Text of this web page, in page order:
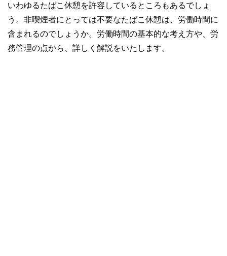
いわゆるたばこ休憩を許容しているところもあるでしょ
う。非喫煙者にとっては不要なたばこ休憩は、労働時間に
含まれるのでしょうか。労働時間の基本的な考え方や、労
務管理の点から、詳しく解説をいたします。